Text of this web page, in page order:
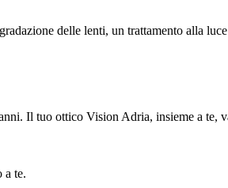
delle lenti, un trattamento alla
Il tuo ottico Vision Adria, insieme a te,
a te.